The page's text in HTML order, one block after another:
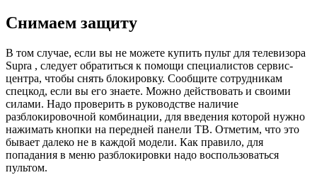
Снимаем защиту
В том случае, если вы не можете купить пульт для телевизора
Supra , следует обратиться к помощи специалистов сервис-
центра, чтобы снять блокировку. Сообщите сотрудникам
спецкод, если вы его знаете. Можно действовать и своими
силами. Надо проверить в руководстве наличие
разблокировочной комбинации, для введения которой нужно
нажимать кнопки на передней панели ТВ. Отметим, что это
бывает далеко не в каждой модели. Как правило, для
попадания в меню разблокировки надо воспользоваться
пультом.